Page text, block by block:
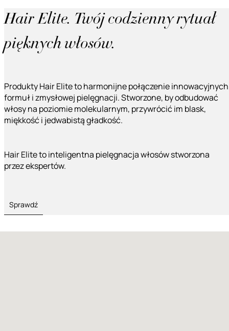
Hair Elite. Twój codzienny rytuał
pięknych włosów.
Produkty Hair Elite to harmonijne połączenie innowacyjnych
formuł i zmysłowej pielęgnacji. Stworzone, by odbudować
włosy na poziomie molekularnym, przywrócić im blask,
miękkość i jedwabistą gładkość.
Hair Elite to inteligentna pielęgnacja włosów stworzona
przez ekspertów.
Sprawdź